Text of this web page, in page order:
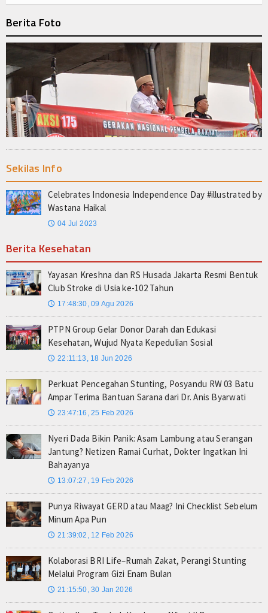
Berita Foto
Sekilas Info
Celebrates Indonesia Independence Day #illustrated by
Wastana Haikal
🕔 04 Jul 2023
Berita Kesehatan
Yayasan Kreshna dan RS Husada Jakarta Resmi Bentuk
Club Stroke di Usia ke-102 Tahun
🕔 17:48:30, 09 Agu 2026
PTPN Group Gelar Donor Darah dan Edukasi
Kesehatan, Wujud Nyata Kepedulian Sosial
🕔 22:11:13, 18 Jun 2026
Perkuat Pencegahan Stunting, Posyandu RW 03 Batu
Ampar Terima Bantuan Sarana dari Dr. Anis Byarwati
🕔 23:47:16, 25 Feb 2026
Nyeri Dada Bikin Panik: Asam Lambung atau Serangan
Jantung? Netizen Ramai Curhat, Dokter Ingatkan Ini
Bahayanya
🕔 13:07:27, 19 Feb 2026
Punya Riwayat GERD atau Maag? Ini Checklist Sebelum
Minum Apa Pun
🕔 21:39:02, 12 Feb 2026
Kolaborasi BRI Life–Rumah Zakat, Perangi Stunting
Melalui Program Gizi Enam Bulan
🕔 21:15:50, 30 Jan 2026